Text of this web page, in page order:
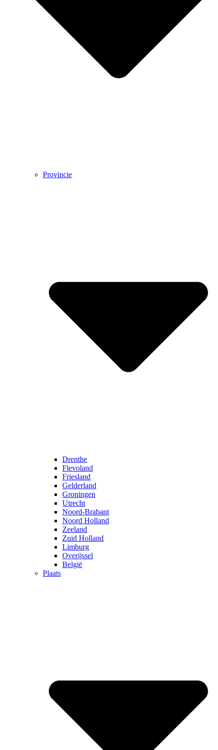
Provincie
Drenthe
Flevoland
Friesland
Gelderland
Groningen
Utrecht
Noord-Brabant
Noord Holland
Zeeland
Zuid Holland
Limburg
Overijssel
België
Plaats